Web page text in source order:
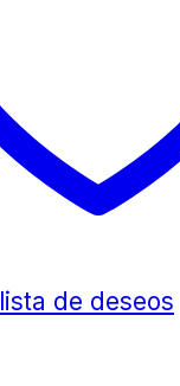
de deseos